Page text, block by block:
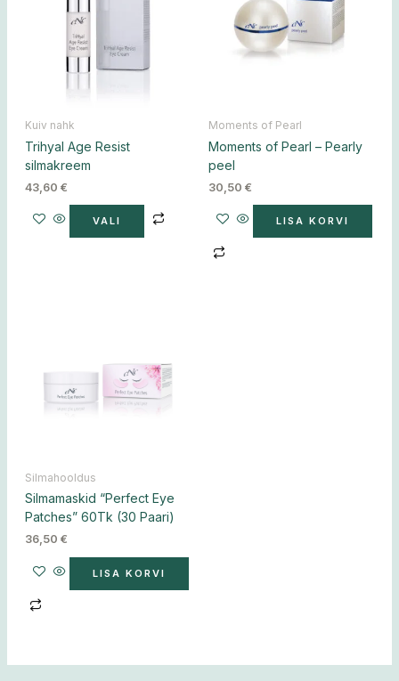
Kuiv nahk
Trihyal Age Resist
silmakreem
43,60 €
VALI
Moments of Pearl
Moments of Pearl – Pearly
peel
30,50 €
LISA KORVI
Silmahooldus
Silmamaskid “Perfect Eye
Patches” 60Tk (30 Paari)
36,50 €
LISA KORVI